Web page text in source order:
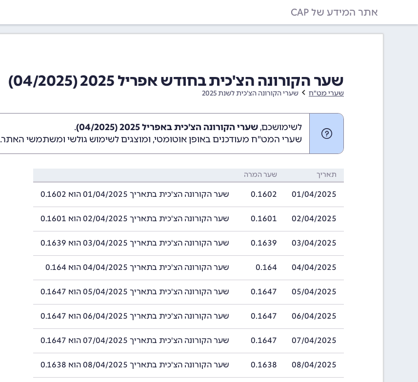
אתר המידע של CAP
שער הקורונה הצ'כית בחודש אפריל 2025 (04/2025)
שערי מט"ח שערי הקורונה הצ'כית לשנת 2025
לשימושכם, שערי הקורונה הצ'כית באפריל 2025 (04/2025)
.
שערי המט"ח מעודכנים באופן אוטומטי, ומוצגים לשימוש גולשי ומשתמשי האתר.
תאריך שער המרה
01/04/2025
0.1602 שער הקורונה הצ'כית בתאריך 01/04/2025 הוא 0.1602
02/04/2025
0.1601 שער הקורונה הצ'כית בתאריך 02/04/2025 הוא 0.1601
03/04/2025
0.1639 שער הקורונה הצ'כית בתאריך 03/04/2025 הוא 0.1639
04/04/2025
0.164 שער הקורונה הצ'כית בתאריך 04/04/2025 הוא 0.164
05/04/2025
0.1647 שער הקורונה הצ'כית בתאריך 05/04/2025 הוא 0.1647
06/04/2025
0.1647 שער הקורונה הצ'כית בתאריך 06/04/2025 הוא 0.1647
07/04/2025
0.1647 שער הקורונה הצ'כית בתאריך 07/04/2025 הוא 0.1647
08/04/2025
0.1638 שער הקורונה הצ'כית בתאריך 08/04/2025 הוא 0.1638